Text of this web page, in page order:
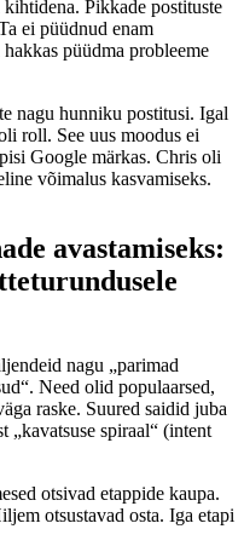
kihtidena. Pikkade postituste
ei püüdnud enam
püüdma probleeme
nagu hunniku postitusi. Igal
roll. See uus moodus ei
Google märkas. Chris oli
võimalus kasvamiseks.
avastamiseks:
nagu „parimad
Need olid populaarsed,
raske. Suured saidid juba
„kavatsuse spiraal“ (intent
otsivad etappide kaupa.
otsustavad osta. Iga etapi